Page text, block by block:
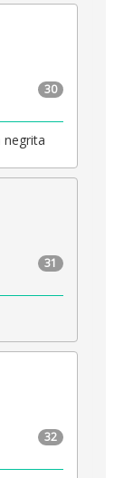
30
negrita
31
32